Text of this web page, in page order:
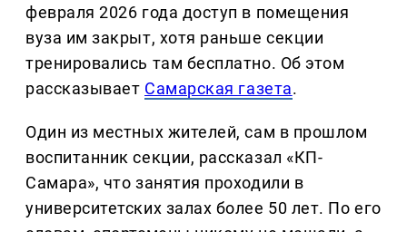
февраля 2026 года доступ в помещения
вуза им закрыт, хотя раньше секции
тренировались там бесплатно. Об этом
рассказывает Самарская газета.
Один из местных жителей, сам в прошлом
воспитанник секции, рассказал «КП-
Самара», что занятия проходили в
университетских залах более 50 лет. По его